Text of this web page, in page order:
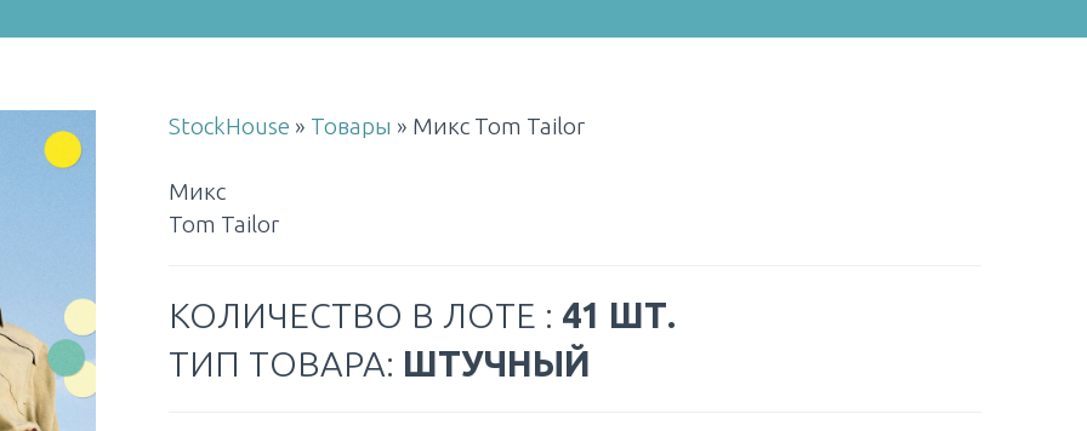
StockHouse » Товары » Микс Tom Tailor
Микс
Tom Tailor
КОЛИЧЕСТВО В ЛОТЕ : 41 ШТ.
ТИП ТОВАРА: ШТУЧНЫЙ